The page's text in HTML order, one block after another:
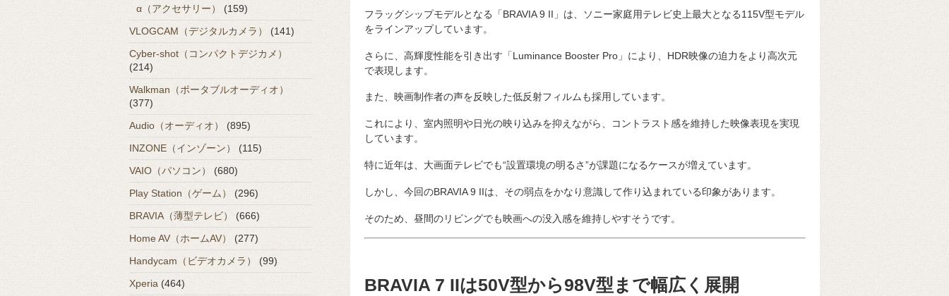
フラッグシップモデルとなる「BRAVIA 9 II」は、ソニー家庭用テレビ史上最大となる115V型モデル
をラインアップしています。
さらに、高輝度性能を引き出す「Luminance Booster Pro」により、HDR映像の迫力をより高次元
で表現します。
また、映画制作者の声を反映した低反射フィルムも採用しています。
これにより、室内照明や日光の映り込みを抑えながら、コントラスト感を維持した映像表現を実現
しています。
特に近年は、大画面テレビでも“設置環境の明るさ”が課題になるケースが増えています。
しかし、今回のBRAVIA 9 IIは、その弱点をかなり意識して作り込まれている印象があります。
そのため、昼間のリビングでも映画への没入感を維持しやすそうです。
BRAVIA 7 IIは50V型から98V型まで幅広く展開
α（アクセサリー）
(159)
VLOGCAM（デジタルカメラ）
(141)
Cyber-shot（コンパクトデジカメ）
(214)
Walkman（ポータブルオーディオ）
(377)
Audio（オーディオ）
(895)
INZONE（インゾーン）
(115)
VAIO（パソコン）
(680)
Play Station（ゲーム）
(296)
BRAVIA（薄型テレビ）
(666)
Home AV（ホームAV）
(277)
Handycam（ビデオカメラ）
(99)
Xperia (464)